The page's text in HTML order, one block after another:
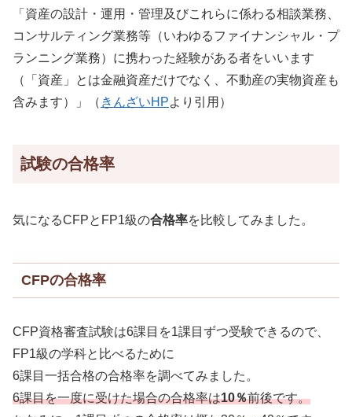
「資産の設計・運用・管理及びこれらに係わる相談業務、
コンサルティング業務等（いわゆるファイナンシャル・プ
ランニング業務）に携わった経験がある者をいいます
（「資産」とは金融資産だけでなく、不動産の実物資産も
含みます）」（ きんざいHPより引用）
試験の合格率
気になるCFPとFP1級の合格率を比較してみました。
CFPの合格率
CFP資格審査試験は6課目を1課目ずつ受験できるので、
FP1級の学科と比べるために
6課目一括合格の合格率を調べてみました。
6課目を一度に受けた場合の合格率は10％前後です。